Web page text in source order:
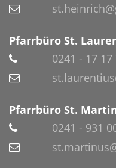
Pfarrbüro St.
0241 - 17 17
Pfarrbüro St.
0241 - 931